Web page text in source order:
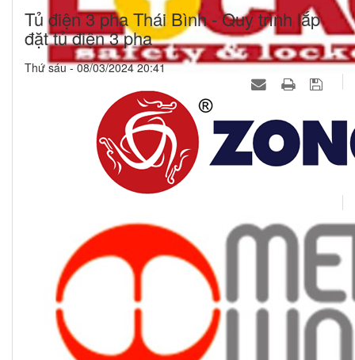
Tủ điện 3 pha Thái Bình - Quy trình lắp
đặt tủ điện 3 pha
Thứ sáu - 08/03/2024 20:41